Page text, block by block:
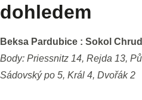
dohledem
Beksa Pardubice : Sokol
Body: Priessnitz 14, Rejda 13,
Sádovský po 5, Král 4, Dvořák 2